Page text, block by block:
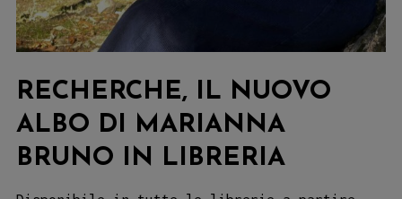
RECHERCHE, IL NUOVO
ALBO DI MARIANNA
BRUNO IN LIBRERIA